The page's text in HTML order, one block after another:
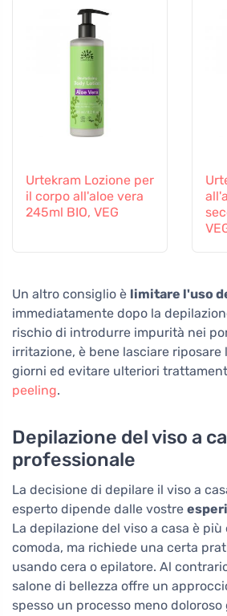
Urtekram Lozione per
il corpo all'aloe vera
245ml BIO, VEG
Un altro consiglio è limitare l'uso
immediatamente dopo la
rischio di introdurre impurità nei
irritazione, è bene lasciare riposare
giorni ed evitare ulteriori
peeling.
Depilazione del viso a
professionale
La decisione di depilare il viso a
esperto dipende dalle vostre
La depilazione del viso a casa è più
comoda, ma richiede una certa
usando cera o epilatore. Al
salone di bellezza offre un
spesso un processo meno